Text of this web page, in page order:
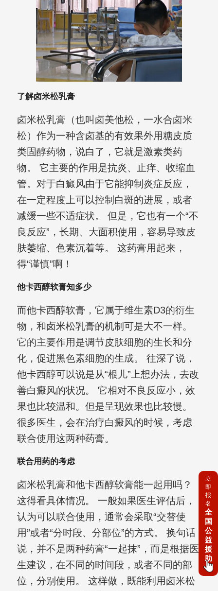
了解卤米松乳膏
卤米松乳膏（也叫卤美他松，一水合卤米
松）作为一种含卤基的有效果外用糖皮质
类固醇药物，说白了，它就是激素类药
物。 它主要的作用是抗炎、止痒、收缩血
管。对于白癜风由于它能抑制炎症反应，
在一定程度上可以控制白斑的进展，或者
减缓一些不适症状。 但是，它也有一个“不
良反应”，长期、大面积使用，容易导致皮
肤萎缩、色素沉着等。 这药膏用起来，
得“谨慎”啊！
他卡西醇软膏知多少
而他卡西醇软膏，它属于维生素D3的衍生
物，和卤米松乳膏的机制可是大不一样。
它的主要作用是调节皮肤细胞的生长和分
化，促进黑色素细胞的生成。 往深了说，
他卡西醇可以说是从“根儿”上想办法，去改
善白癜风的状况。 它相对不良反应小，效
果也比较温和。但是呈现效果也比较慢。
很多医生，会在治疗白癜风的时候，考虑
联合使用这两种药膏。
联合用药的考虑
卤米松乳膏和他卡西醇软膏能一起用吗？
这得看具体情况。 一般如果医生评估后，
认为可以联合使用，通常会采取“交替使
用”或者“分时段、分部位”的方式。 换句话
说，并不是两种药膏“一起抹”，而是根据医
生建议，在不同的时间段，或者不同的部
位，分别使用。 这样做，既能利用卤米松
立
即
报
名
全
国
公
益
援
助